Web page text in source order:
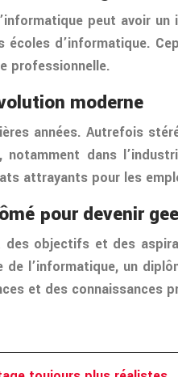
peut avoir
écoles d’informatique.
professionnelle.
moderne
années. Autrefois
dans
attrayants pour les
pour devenir
objectifs et des
de l’informatique, un
et des connaissances